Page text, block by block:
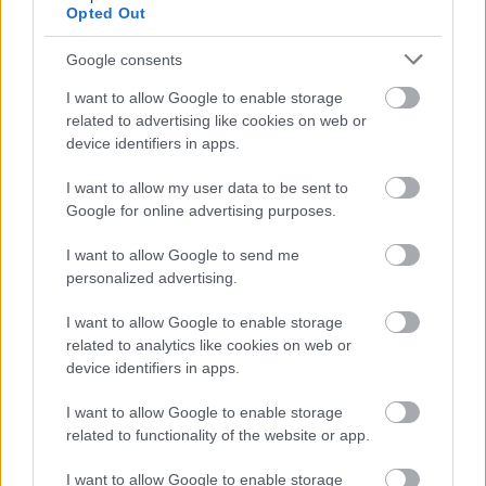
Opted Out
Google consents
I want to allow Google to enable storage
related to advertising like cookies on web or
device identifiers in apps.
I want to allow my user data to be sent to
Google for online advertising purposes.
I want to allow Google to send me
personalized advertising.
I want to allow Google to enable storage
related to analytics like cookies on web or
device identifiers in apps.
I want to allow Google to enable storage
related to functionality of the website or app.
I want to allow Google to enable storage
Παπαρούνα », το « Κρυφτό
Τέσσερις
Εποχές» είναι λίγα μόνο από τα στέκια της
περιοχής, όπου απαγορεύεται το κιριλέ ντύσιμο,
τα τακούνια και η ανία, και επιβάλλεται η μπύρα
και η καλή διάθεση.
Αγαπημένη στάση της περιοχής τα τελευταία δύο
χρόνια, το «
». Η κρυμμένη όαση στην αρχή της
Φράγκων με τον μικρό αλλά θαυματουργό
κήπο του, αναλαμβάνει να μας ταξιδέψει στην
Ισπανία. Με υπέροχα κρασιά, βραδιές tapas και
μουσικές που «φλερτάρουν» με την Ιβηρική
χερσόνησο, το «punto ES» έχει αποκτήσει
φανατικό κοινό, που απαίτησε την δημιουργία